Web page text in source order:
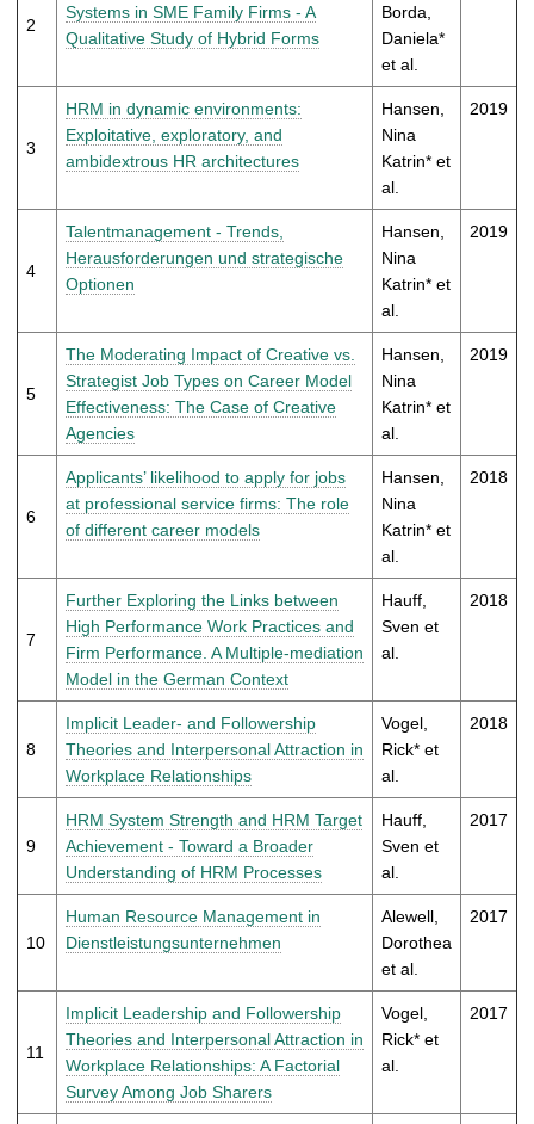
2
Systems in SME Family Firms - A
Qualitative Study of Hybrid Forms
Borda,
Daniela*
et al.
3
HRM in dynamic environments:
Exploitative, exploratory, and
ambidextrous HR architectures
Hansen,
Nina
Katrin* et
al.
2019
4
Talentmanagement - Trends,
Herausforderungen und strategische
Optionen
Hansen,
Nina
Katrin* et
al.
2019
5
The Moderating Impact of Creative vs.
Strategist Job Types on Career Model
Effectiveness: The Case of Creative
Agencies
Hansen,
Nina
Katrin* et
al.
2019
6
Applicants’ likelihood to apply for jobs
at professional service firms: The role
of different career models
Hansen,
Nina
Katrin* et
al.
2018
7
Further Exploring the Links between
High Performance Work Practices and
Firm Performance. A Multiple-mediation
Model in the German Context
Hauff,
Sven et
al.
2018
8
Implicit Leader- and Followership
Theories and Interpersonal Attraction in
Workplace Relationships
Vogel,
Rick* et
al.
2018
9
HRM System Strength and HRM Target
Achievement - Toward a Broader
Understanding of HRM Processes
Hauff,
Sven et
al.
2017
10
Human Resource Management in
Dienstleistungsunternehmen
Alewell,
Dorothea
et al.
2017
11
Implicit Leadership and Followership
Theories and Interpersonal Attraction in
Workplace Relationships: A Factorial
Survey Among Job Sharers
Vogel,
Rick* et
al.
2017